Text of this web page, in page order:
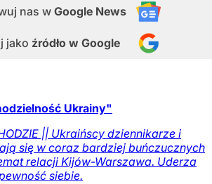
nas w Google News
jako źródło w Google
Ukrainy"
|| Ukraińscy dziennikarze i
się w coraz bardziej buńczucznych
relacji Kijów-Warszawa. Uderza
siebie.